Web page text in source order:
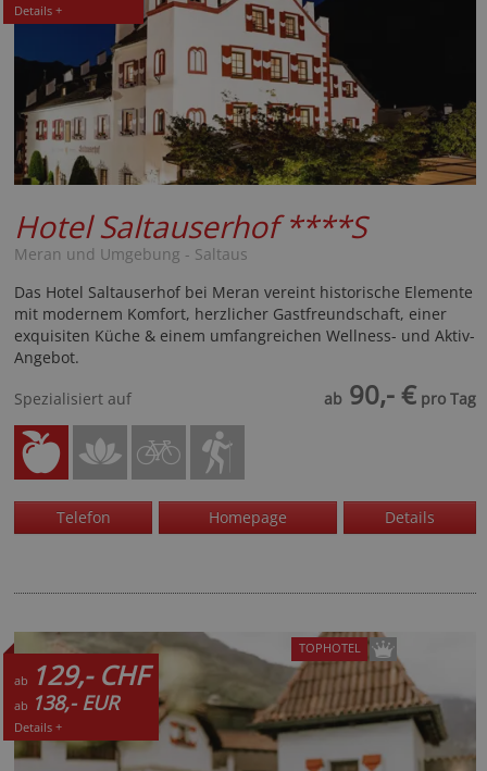
Details +
Hotel Saltauserhof****S
Meran und Umgebung - Saltaus
Das Hotel Saltauserhof bei Meran vereint historische Elemente
mit modernem Komfort, herzlicher Gastfreundschaft, einer
exquisiten Küche & einem umfangreichen Wellness- und Aktiv-
Angebot.
Spezialisiert auf
ab 90,- € pro Tag
Telefon Homepage Details
ab 129,- CHF
ab 138,- EUR
Details +
TOPHOTEL